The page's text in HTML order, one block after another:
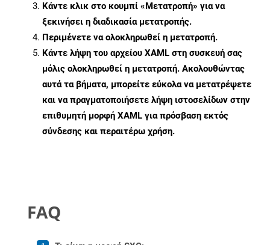
Κάντε κλικ στο κουμπί «Μετατροπή» για να
ξεκινήσει η διαδικασία μετατροπής.
Περιμένετε να ολοκληρωθεί η μετατροπή.
Κάντε λήψη του αρχείου XAML στη συσκευή σας
μόλις ολοκληρωθεί η μετατροπή. Ακολουθώντας
αυτά τα βήματα, μπορείτε εύκολα να μετατρέψετε
και να πραγματοποιήσετε λήψη ιστοσελίδων στην
επιθυμητή μορφή XAML για πρόσβαση εκτός
σύνδεσης και περαιτέρω χρήση.
FAQ